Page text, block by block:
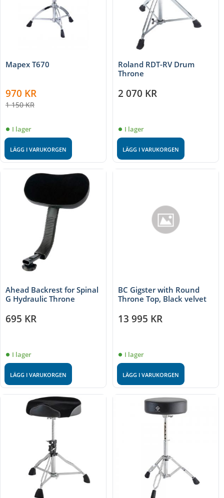
Mapex T670
970 KR
1 150KR
I lager
LÄGG I VARUKORGEN
Roland RDT-RV Drum
Throne
2 070 KR
I lager
LÄGG I VARUKORGEN
Ahead Backrest for Spinal
G Hydraulic Throne
695 KR
I lager
LÄGG I VARUKORGEN
BC Gigster with Round
Throne Top, Black velvet
13 995 KR
I lager
LÄGG I VARUKORGEN